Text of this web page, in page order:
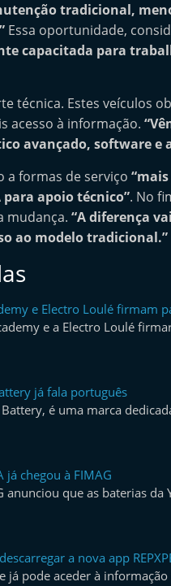
tradicional,
Essa oportunidade,
capacitada para
técnica. Estes veículos
acesso à informação.
avançado, software e
a formas de serviço
apoio técnico”. No
mudança. “A diferença
ao modelo tradicional.”
e Electro Loulé firmam
e a Electro Loulé
já fala português
Battery, é uma marca
já chegou à FIMAG
anunciou que as baterias da
a nova app
já pode aceder à informação